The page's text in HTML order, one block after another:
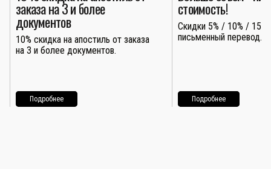
заказа на 3 и более
документов
10% скидка на апостиль от заказа
на 3 и более документов.
Подробнее
стоимость!
Скидки 5% / 10% / 15%
письменный перевод.
Подробнее